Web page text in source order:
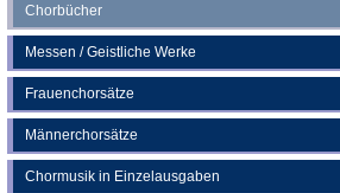
Chorbücher
Messen / Geistliche Werke
Frauenchorsätze
Männerchorsätze
Chormusik in Einzelausgaben